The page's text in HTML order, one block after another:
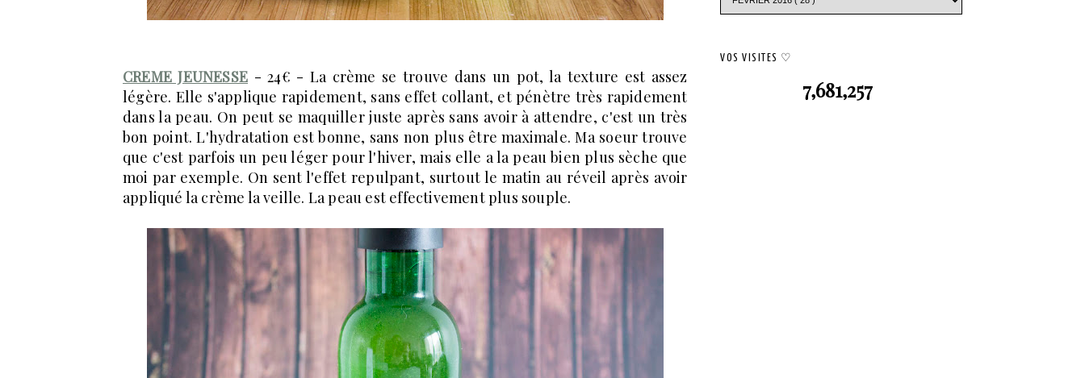
CREME JEUNESSE - 24€ - La crème se trouve dans un pot, la texture est assez
légère. Elle s'applique rapidement, sans effet collant, et pénètre très rapidement
dans la peau. On peut se maquiller juste après sans avoir à attendre, c'est un très
bon point. L'hydratation est bonne, sans non plus être maximale. Ma soeur trouve
que c'est parfois un peu léger pour l'hiver, mais elle a la peau bien plus sèche que
moi par exemple. On sent l'effet repulpant, surtout le matin au réveil après avoir
appliqué la crème la veille. La peau est effectivement plus souple.
VOS VISITES ♡
7,681,257